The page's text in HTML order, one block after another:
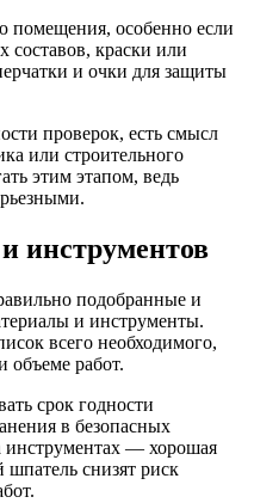
помещения, особенно если
составов, краски или
и очки для защиты
проверок, есть смысл
или строительного
этим этапом, ведь
инструментов
подобранные и
и инструменты.
всего необходимого,
объеме работ.
срок годности
в безопасных
инструментах — хорошая
шпатель снизят риск